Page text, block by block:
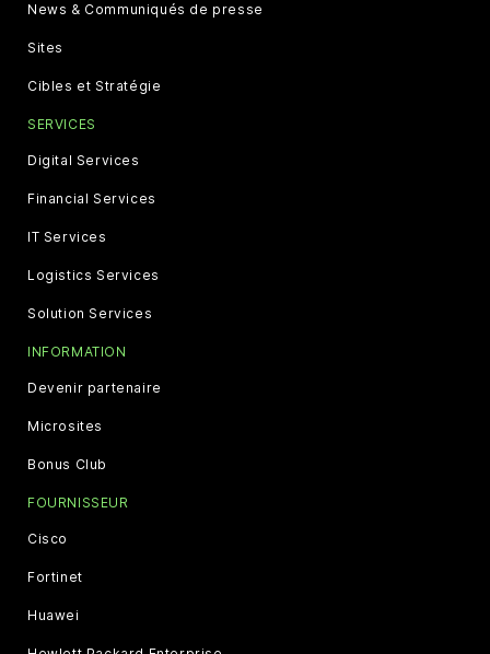
News & Communiqués de presse
Sites
Cibles et Stratégie
SERVICES
Digital Services
Financial Services
IT Services
Logistics Services
Solution Services
INFORMATION
Devenir partenaire
Microsites
Bonus Club
FOURNISSEUR
Cisco
Fortinet
Huawei